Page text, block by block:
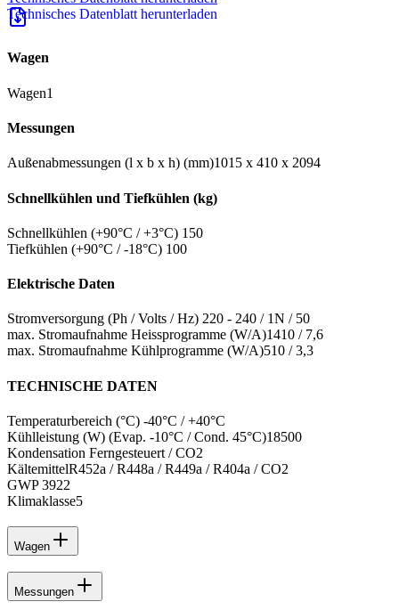
Wagen
Wagen1
Messungen
Außenabmessungen (l x b x h) (mm)1015 x 410 x 2094
Schnellkühlen und Tiefkühlen (kg)
Schnellkühlen (+90°C / +3°C) 150
Tiefkühlen (+90°C / -18°C) 100
Elektrische Daten
Stromversorgung (Ph / Volts / Hz) 220 - 240 / 1N / 50
max. Stromaufnahme Heissprogramme (W/A)1410 / 7,6
max. Stromaufnahme Kühlprogramme (W/A)510 / 3,3
TECHNISCHE DATEN
Temperaturbereich (°C) -40°C / +40°C
Kühlleistung (W) (Evap. -10°C / Cond. 45°C)18500
Kondensation Ferngesteuert / CO2
KältemittelR452a / R448a / R449a / R404a / CO2
GWP3922
Klimaklasse5
Wagen
Messungen